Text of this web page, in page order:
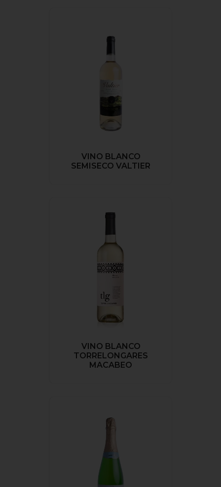
VINO BLANCO
SEMISECO VALTIER
VINO BLANCO
TORRELONGARES
MACABEO